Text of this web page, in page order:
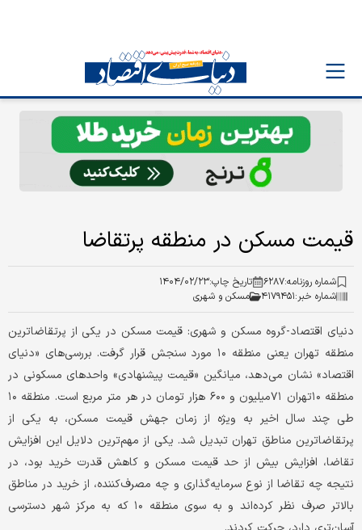
قیمت مسکن در منطقه پرتقاضا
شماره روزنامه:۶۲۸۷ تاریخ چاپ:۱۴۰۴/۰۲/۲۳
شماره خبر:۴۱۷۹۴۵۱ مسکن و شهری
دنیای اقتصاد-گروه مسکن و شهری: قیمت مسکن در یکی از پرتقاضاترین
منطقه تهران یعنی منطقه ۱۰ مورد سنجش قرار گرفت. بررسی‌های «دنیای
اقتصاد» نشان می‌دهد، میانگین «قیمت پیشنهادی» واحدهای مسکونی در
منطقه ۱۰تهران ۷۱میلیون و ۶۰۰ هزار تومان در هر متر مربع است. منطقه ۱۰
طی چند سال اخیر به ویژه از زمان جهش قیمت مسکن، به یکی از
پرتقاضاترین مناطق تهران تبدیل شد. یکی از مهم‌ترین دلایل این افزایش
تقاضا، افزایش بیش از حد قیمت مسکن و کاهش قدرت خرید بود، در
نتیجه چه تقاضا از نوع سرمایه‌گذاری و چه مصرف‌کننده، از خرید در مناطق
بالاتر صرف نظر کرده‌اند و به سوی منطقه ۱۰ که به مرکز شهر دسترسی